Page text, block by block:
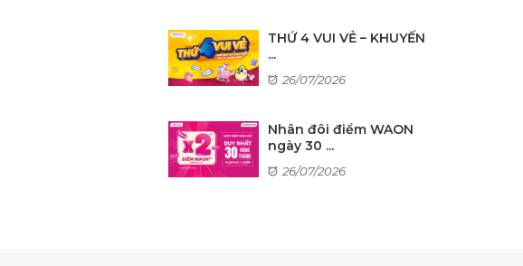
THỨ 4 VUI VẺ – KHUYẾN
...
26/07/2026
Nhân đôi điểm WAON
ngày 30 ...
26/07/2026